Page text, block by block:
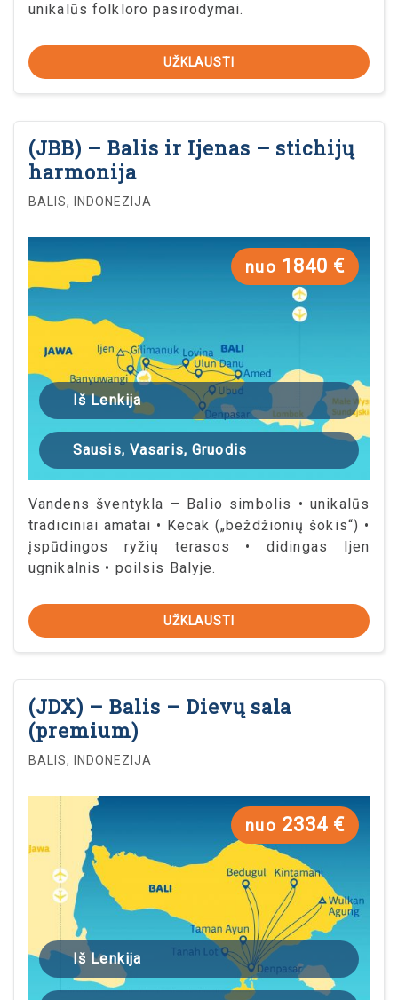
unikalūs folkloro pasirodymai.
UŽKLAUSTI
(JBB) – Balis ir Ijenas – stichijų
harmonija
BALIS, INDONEZIJA
nuo 1840 €
Iš Lenkija
Sausis, Vasaris, Gruodis
Vandens šventykla – Balio simbolis • unikalūs
tradiciniai amatai • Kecak („beždžionių šokis“) •
įspūdingos ryžių terasos • didingas Ijen
ugnikalnis • poilsis Balyje.
UŽKLAUSTI
(JDX) – Balis – Dievų sala
(premium)
BALIS, INDONEZIJA
nuo 2334 €
Iš Lenkija